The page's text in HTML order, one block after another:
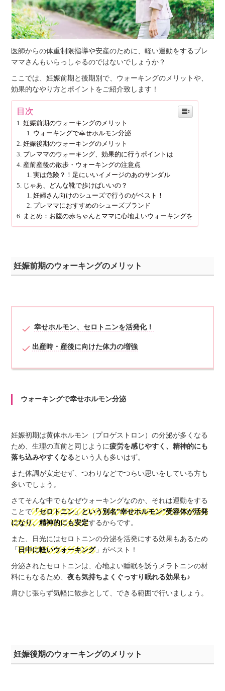
医師からの体重制限指導や安産のために、軽い運動をするプレ
ママさんもいらっしゃるのではないでしょうか？
ここでは、妊娠前期と後期別で、ウォーキングのメリットや、
効果的なやり方とポイントをご紹介致します！
目次
妊娠前期のウォーキングのメリット
ウォーキングで幸せホルモン分泌
妊娠後期のウォーキングのメリット
プレママのウォーキング、効果的に行うポイントは
産前産後の散歩・ウォーキングの注意点
実は危険？！足にいいイメージのあのサンダル
じゃあ、どんな靴で歩けばいいの？
妊婦さん向けのシューズで行うのがベスト！
プレママにおすすめのシューズブランド
まとめ：お腹の赤ちゃんとママに心地よいウォーキングを
妊娠前期のウォーキングのメリット
幸せホルモン、セロトニンを活発化！
出産時・産後に向けた体力の増強
ウォーキングで幸せホルモン分泌
妊娠初期は黄体ホルモン（プロゲストロン）の分泌が多くなる
ため、生理の直前と同じように疲労を感じやすく、精神的にも
落ち込みやすくなる という人も多いはず。
また体調が安定せず、つわりなどでつらい思いをしている方も
多いでしょう。
さてそんな中でもなぜウォーキングなのか、それは運動をする
ことで「セロトニン」という別名”幸せホルモン”受容体が活発
になり、精神的にも安定するからです。
また、日光にはセロトニンの分泌を活発にする効果もあるため
「日中に軽いウォーキング」がベスト！
分泌されたセロトニンは、心地よい睡眠を誘うメラトニンの材
料にもなるため、夜も気持ちよくぐっすり眠れる効果も♪
肩ひじ張らず気軽に散歩として、できる範囲で行いましょう。
妊娠後期のウォーキングのメリット